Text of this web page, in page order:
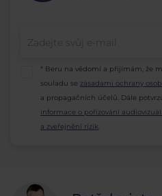
* Beru na vědomí a přijímám, že
souladu se zásadami ochrany
a propagačních účelů. Dále
informace o pořizování
a zveřejnění rizik.